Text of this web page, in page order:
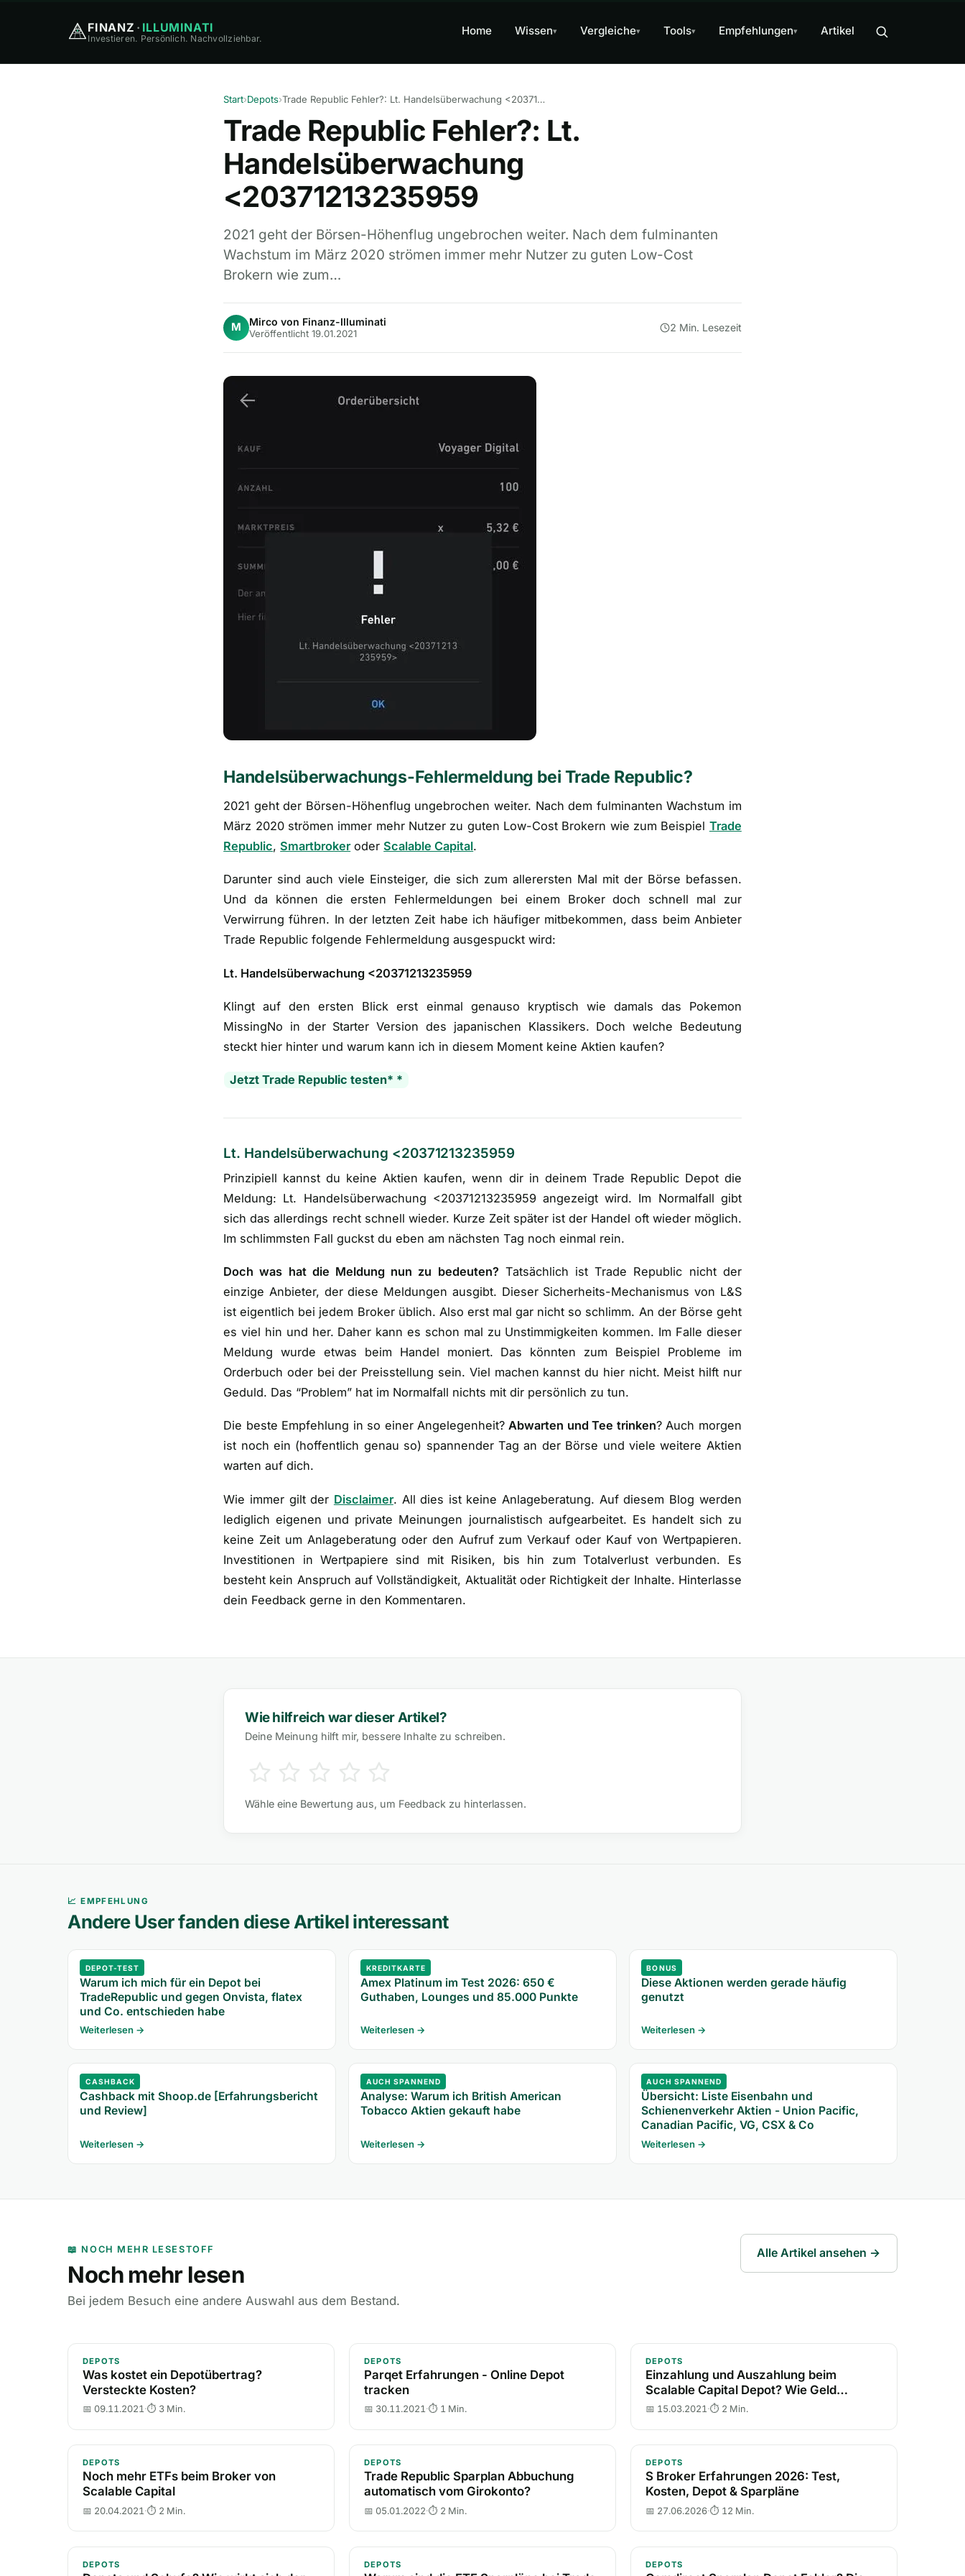
FINANZ · ILLUMINATI
Investieren. Persönlich. Nachvollziehbar.
Home Wissen▾ Vergleiche▾ Tools▾ Empfehlungen▾ Artikel
Start›Depots› Trade Republic Fehler?: Lt. Handelsüberwachung <20371213235959
Trade Republic Fehler?: Lt.
Handelsüberwachung
<20371213235959
2021 geht der Börsen-Höhenflug ungebrochen weiter. Nach dem fulminanten
Wachstum im März 2020 strömen immer mehr Nutzer zu guten Low-Cost
Brokern wie zum…
M Mirco von Finanz-Illuminati
Veröffentlicht 19.01.2021
2 Min. Lesezeit
Handelsüberwachungs-Fehlermeldung bei Trade Republic?
2021 geht der Börsen-Höhenflug ungebrochen weiter. Nach dem fulminanten Wachstum im
März 2020 strömen immer mehr Nutzer zu guten Low-Cost Brokern wie zum Beispiel Trade
Republic,SmartbrokeroderScalable Capital.
Darunter sind auch viele Einsteiger, die sich zum allerersten Mal mit der Börse befassen.
Und da können die ersten Fehlermeldungen bei einem Broker doch schnell mal zur
Verwirrung führen. In der letzten Zeit habe ich häufiger mitbekommen, dass beim Anbieter
Trade Republic folgende Fehlermeldung ausgespuckt wird:
Lt. Handelsüberwachung <20371213235959
Klingt auf den ersten Blick erst einmal genauso kryptisch wie damals das Pokemon
MissingNo in der Starter Version des japanischen Klassikers. Doch welche Bedeutung
steckt hier hinter und warum kann ich in diesem Moment keine Aktien kaufen?
Jetzt Trade Republic testen* *
Lt. Handelsüberwachung <20371213235959
Prinzipiell kannst du keine Aktien kaufen, wenn dir in deinem Trade Republic Depot die
Meldung: Lt. Handelsüberwachung <20371213235959 angezeigt wird. Im Normalfall gibt
sich das allerdings recht schnell wieder. Kurze Zeit später ist der Handel oft wieder möglich.
Im schlimmsten Fall guckst du eben am nächsten Tag noch einmal rein.
Doch was hat die Meldung nun zu bedeuten? Tatsächlich ist Trade Republic nicht der
einzige Anbieter, der diese Meldungen ausgibt. Dieser Sicherheits-Mechanismus von L&S
ist eigentlich bei jedem Broker üblich. Also erst mal gar nicht so schlimm. An der Börse geht
es viel hin und her. Daher kann es schon mal zu Unstimmigkeiten kommen. Im Falle dieser
Meldung wurde etwas beim Handel moniert. Das könnten zum Beispiel Probleme im
Orderbuch oder bei der Preisstellung sein. Viel machen kannst du hier nicht. Meist hilft nur
Geduld. Das “Problem” hat im Normalfall nichts mit dir persönlich zu tun.
Die beste Empfehlung in so einer Angelegenheit?Abwarten und Tee trinken? Auch morgen
ist noch ein (hoffentlich genau so) spannender Tag an der Börse und viele weitere Aktien
warten auf dich.
Wie immer gilt der Disclaimer. All dies ist keine Anlageberatung. Auf diesem Blog werden
lediglich eigenen und private Meinungen journalistisch aufgearbeitet. Es handelt sich zu
keine Zeit um Anlageberatung oder den Aufruf zum Verkauf oder Kauf von Wertpapieren.
Investitionen in Wertpapiere sind mit Risiken, bis hin zum Totalverlust verbunden. Es
besteht kein Anspruch auf Vollständigkeit, Aktualität oder Richtigkeit der Inhalte. Hinterlasse
dein Feedback gerne in den Kommentaren.
Wie hilfreich war dieser Artikel?
Deine Meinung hilft mir, bessere Inhalte zu schreiben.
Wähle eine Bewertung aus, um Feedback zu hinterlassen.
📈 EMPFEHLUNG
Andere User fanden diese Artikel interessant
DEPOT-TEST
Warum ich mich für ein Depot bei
TradeRepublic und gegen Onvista, flatex
und Co. entschieden habe
Weiterlesen →
KREDITKARTE
Amex Platinum im Test 2026: 650 €
Guthaben, Lounges und 85.000 Punkte
Weiterlesen →
BONUS
Diese Aktionen werden gerade häufig
genutzt
Weiterlesen →
CASHBACK
Cashback mit Shoop.de [Erfahrungsbericht
und Review]
Weiterlesen →
AUCH SPANNEND
Analyse: Warum ich British American
Tobacco Aktien gekauft habe
Weiterlesen →
AUCH SPANNEND
Übersicht: Liste Eisenbahn und
Schienenverkehr Aktien - Union Pacific,
Canadian Pacific, VG, CSX & Co
Weiterlesen →
📖 NOCH MEHR LESESTOFF
Noch mehr lesen
Bei jedem Besuch eine andere Auswahl aus dem Bestand.
Alle Artikel ansehen →
Was kostet ein Depotübertrag? Versteckte Kosten?
DEPOTS
Was kostet ein Depotübertrag?
Versteckte Kosten?
📅 09.11.2021·⏱ 3 Min.
Parqet Erfahrungen - Online Depot tracken
DEPOTS
Parqet Erfahrungen - Online Depot
tracken
📅 30.11.2021·⏱ 1 Min.
Einzahlung und Auszahlung beim Scalable Capital
DEPOTS
Einzahlung und Auszahlung beim
Scalable Capital Depot? Wie Geld
einzahlen?
📅 15.03.2021·⏱ 2 Min.
Noch mehr ETFs beim Broker von Scalable Capital
DEPOTS
Noch mehr ETFs beim Broker von
Scalable Capital
📅 20.04.2021 ·⏱ 2 Min.
Trade Republic Sparplan Abbuchung automatisch vom Girokonto?
DEPOTS
Trade Republic Sparplan Abbuchung
automatisch vom Girokonto?
📅 05.01.2022·⏱ 2 Min.
S Broker Erfahrungen 2026: Test, Kosten, Depot &
DEPOTS
S Broker Erfahrungen 2026: Test,
Kosten, Depot & Sparpläne
📅 27.06.2026·⏱ 12 Min.
Depots und Schufa? Wie wirkt sich der Broker auf den Schufa-Score aus?
DEPOTS
Warum sind die ETF Sparpläne bei Trade Republic nicht kostenlos?
DEPOTS
Comdirect Sparplan Depot Fehler? Die erste Ausführung
DEPOTS